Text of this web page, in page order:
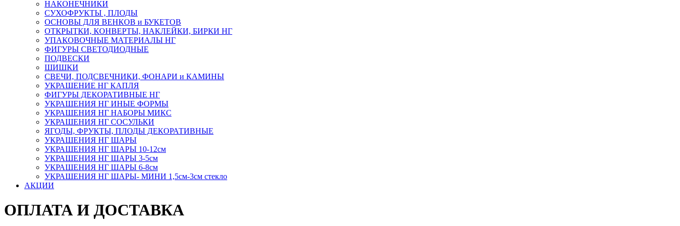
НАКОНЕЧНИКИ
СУХОФРУКТЫ , ПЛОДЫ
ОСНОВЫ ДЛЯ ВЕНКОВ и БУКЕТОВ
ОТКРЫТКИ, КОНВЕРТЫ, НАКЛЕЙКИ, БИРКИ НГ
УПАКОВОЧНЫЕ МАТЕРИАЛЫ НГ
ФИГУРЫ СВЕТОДИОДНЫЕ
ПОДВЕСКИ
ШИШКИ
СВЕЧИ, ПОДСВЕЧНИКИ, ФОНАРИ и КАМИНЫ
УКРАШЕНИЕ НГ КАПЛЯ
ФИГУРЫ ДЕКОРАТИВНЫЕ НГ
УКРАШЕНИЯ НГ ИНЫЕ ФОРМЫ
УКРАШЕНИЯ НГ НАБОРЫ МИКС
УКРАШЕНИЯ НГ СОСУЛЬКИ
ЯГОДЫ, ФРУКТЫ, ПЛОДЫ ДЕКОРАТИВНЫЕ
УКРАШЕНИЯ НГ ШАРЫ
УКРАШЕНИЯ НГ ШАРЫ 10-12см
УКРАШЕНИЯ НГ ШАРЫ 3-5см
УКРАШЕНИЯ НГ ШАРЫ 6-8см
УКРАШЕНИЯ НГ ШАРЫ- МИНИ 1,5см-3см стекло
АКЦИИ
ОПЛАТА И ДОСТАВКА